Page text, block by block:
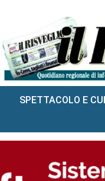
SPETTACOLO E